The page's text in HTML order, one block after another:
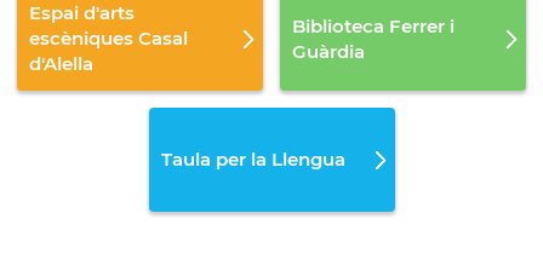
Espai d'arts
escèniques Casal
d'Alella
Biblioteca Ferrer i
Guàrdia
Taula per la Llengua